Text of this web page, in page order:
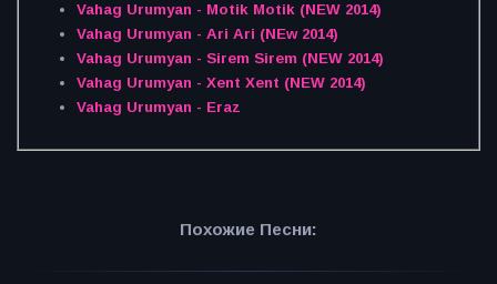
Vahag Urumyan - Motik Motik (NEW 2014)
Vahag Urumyan - Ari Ari (NEw 2014)
Vahag Urumyan - Sirem Sirem (NEW 2014)
Vahag Urumyan - Xent Xent (NEW 2014)
Vahag Urumyan - Eraz
Похожие Песни: